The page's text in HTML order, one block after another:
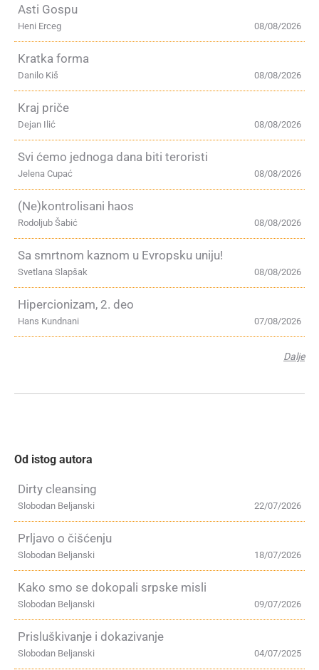
Asti Gospu
08/08/2026
Heni Erceg
Kratka forma
08/08/2026
Danilo Kiš
Kraj priče
08/08/2026
Dejan Ilić
Svi ćemo jednoga dana biti teroristi
08/08/2026
Jelena Cupać
(Ne)kontrolisani haos
08/08/2026
Rodoljub Šabić
Sa smrtnom kaznom u Evropsku uniju!
08/08/2026
Svetlana Slapšak
Hipercionizam, 2. deo
07/08/2026
Hans Kundnani
Dalje
Od istog autora
Dirty cleansing
22/07/2026
Slobodan Beljanski
Prljavo o čišćenju
18/07/2026
Slobodan Beljanski
Kako smo se dokopali srpske misli
09/07/2026
Slobodan Beljanski
Prisluškivanje i dokazivanje
04/07/2025
Slobodan Beljanski